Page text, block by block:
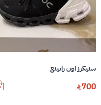
سنيكرز اون رانينغ
700